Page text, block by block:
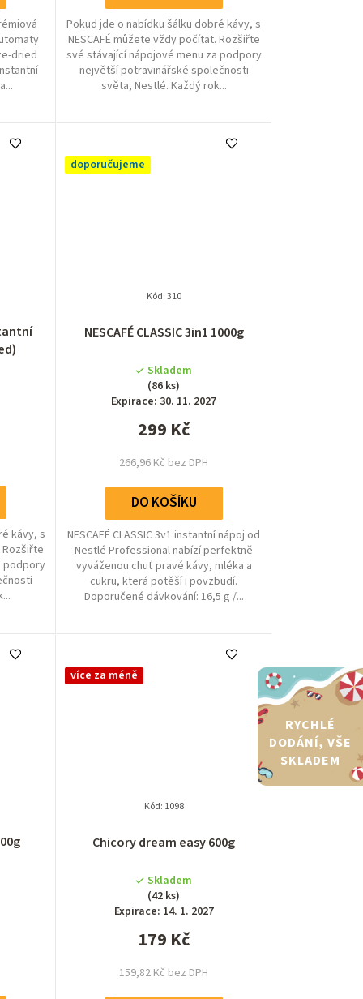
dried
Pokud jde o nabídku šálku dobré kávy, s
NESCAFÉ můžete vždy počítat. Rozšiřte
své stávající nápojové menu za podpory
největší potravinářské společnosti
světa, Nestlé. Každý rok...
kávy, s
Rozšiřte
podpory
doporučujeme
NESCAFÉ CLASSIC 3in1 1000g
hodnocení
je
4,9
z
5
Skladem
(86 ks)
Expirace: 30. 11. 2027
266,96 Kč bez DPH
299 Kč
DO KOŠÍKU
NESCAFÉ CLASSIC 3v1 instantní nápoj od
Nestlé Professional nabízí perfektně
vyváženou chuť pravé kávy, mléka a
cukru, která potěší i povzbudí.
Doporučené dávkování: 16,5 g /...
Kód:310
více za méně
Chicory dream easy 600g
hodnocení
je
4,7
z
5
Skladem
(42 ks)
Expirace: 14. 1. 2027
159,82 Kč bez DPH
179 Kč
Kód: 1098
RYCHLÉ
DODÁNÍ, VŠE
SKLADEM